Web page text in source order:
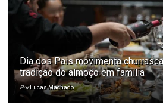
Dia dos Pais movimenta
tradição do almoço em família
Por Lucas Machado